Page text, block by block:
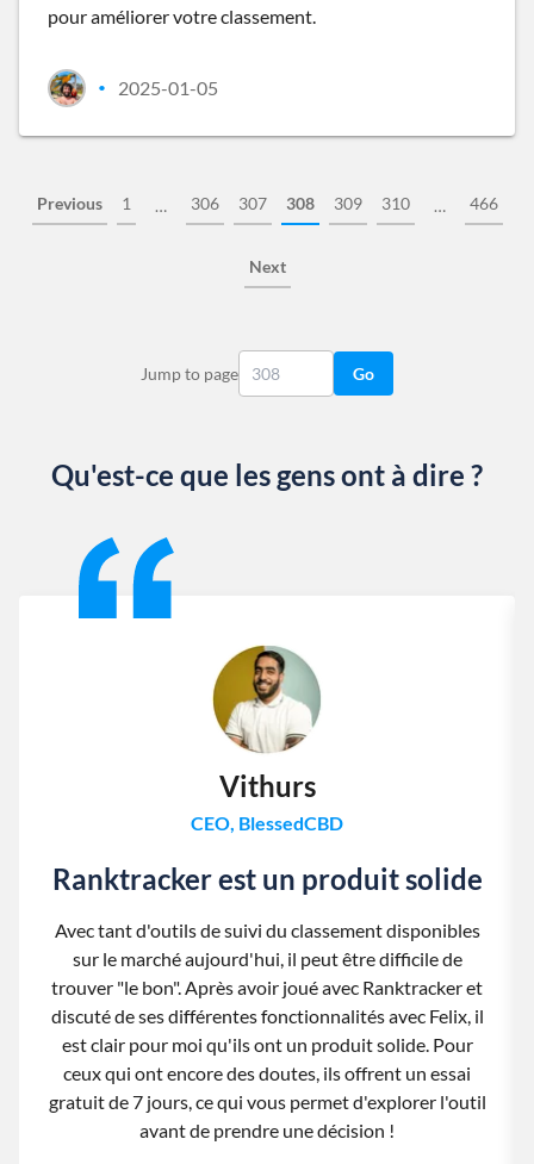
pour améliorer votre classement.
• 2025-01-05
Previous 1 … 306 307 308 309 310 … 466
Next
Jump to page Go
Qu'est-ce que les gens ont à dire ?
Vithurs
CEO, BlessedCBD
Ranktracker est un produit solide
Avec tant d'outils de suivi du classement disponibles
sur le marché aujourd'hui, il peut être difficile de
trouver "le bon". Après avoir joué avec Ranktracker et
discuté de ses différentes fonctionnalités avec Felix, il
est clair pour moi qu'ils ont un produit solide. Pour
ceux qui ont encore des doutes, ils offrent un essai
gratuit de 7 jours, ce qui vous permet d'explorer l'outil
avant de prendre une décision !